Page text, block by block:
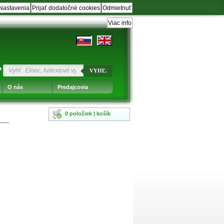
Odmietnuť
Prijať dodatočné cookies
Nastavenia
Viac info
VYHĽ.
O nás Predajcovia
0 položiek | košík